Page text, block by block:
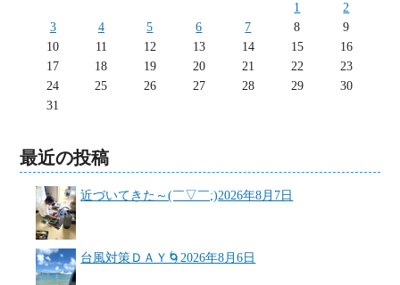
1
2
3
4 5 6 7 8
9
10
11 12 13 14 15
16
17
18 19 20 21 22
23
24
25 26 27 28 29
30
31
最近の投稿
近づいてきた～(￣▽￣;)2026年8月7日
台風対策ＤＡＹ🌀2026年8月6日